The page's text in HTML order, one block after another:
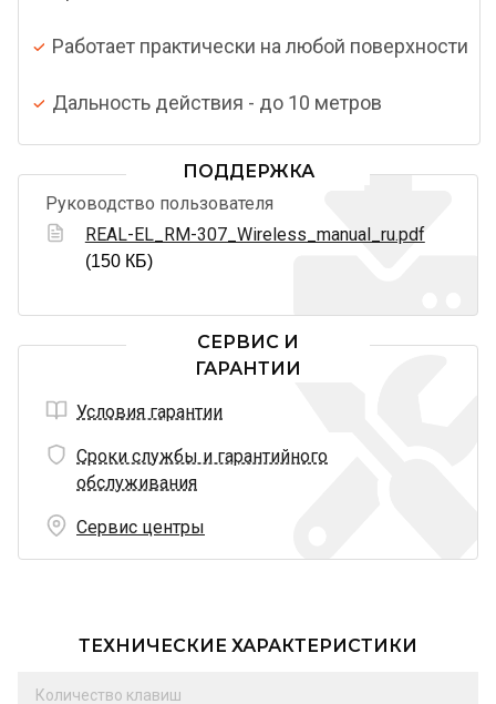
Работает практически на любой поверхности
Дальность действия - до 10 метров
ПОДДЕРЖКА
Руководство пользователя
REAL-EL_RM-307_Wireless_manual_ru.pdf
(150 КБ)
СЕРВИС И
ГАРАНТИИ
Условия гарантии
Сроки службы и гарантийного
обслуживания
Сервис центры
ТЕХНИЧЕСКИЕ ХАРАКТЕРИСТИКИ
Количество клавиш